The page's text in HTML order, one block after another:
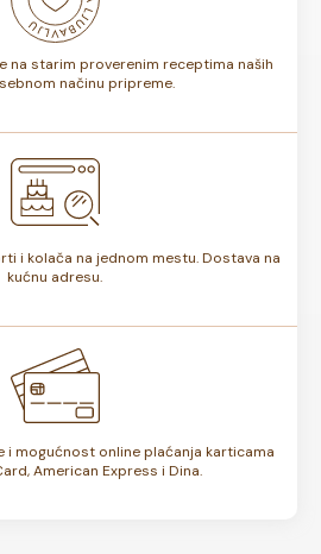
na starim proverenim receptima naših
načinu pripreme.
i kolača na jednom mestu. Dostava na
kućnu adresu.
i mogućnost online plaćanja karticama
American Express i Dina.